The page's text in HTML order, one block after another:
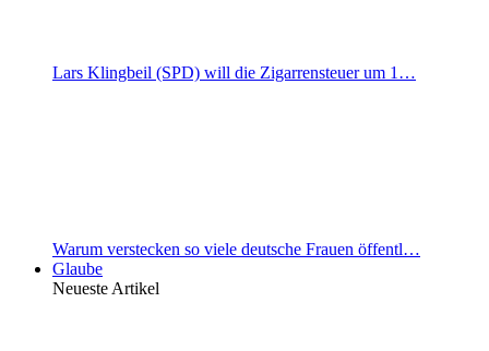
Lars Klingbeil (SPD) will die Zigarrensteuer um 1…
Warum verstecken so viele deutsche Frauen öffentl…
Glaube
Neueste Artikel